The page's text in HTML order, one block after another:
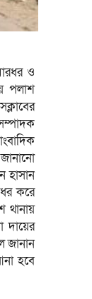
ও
পলাশ
হাসান
করে
থানায়
জানান
হবে